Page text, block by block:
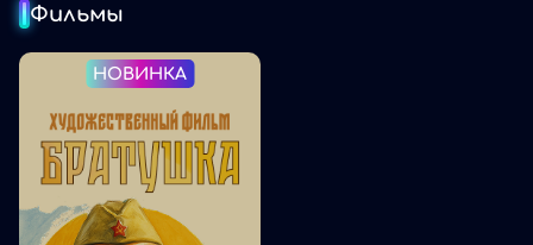
Фильмы
НОВИНКА